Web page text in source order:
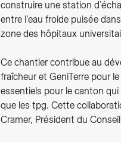
construire une station
entre l’eau froide puisée
zone des hôpitaux
Ce chantier contribue au
fraîcheur et GeniTerre pour
essentiels pour le canton
que les tpg. Cette
Cramer, Président du